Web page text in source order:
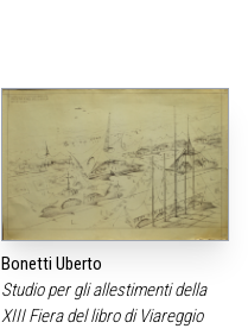
Bonetti Uberto
Studio per gli allestimenti della
XIII Fiera del libro di Viareggio